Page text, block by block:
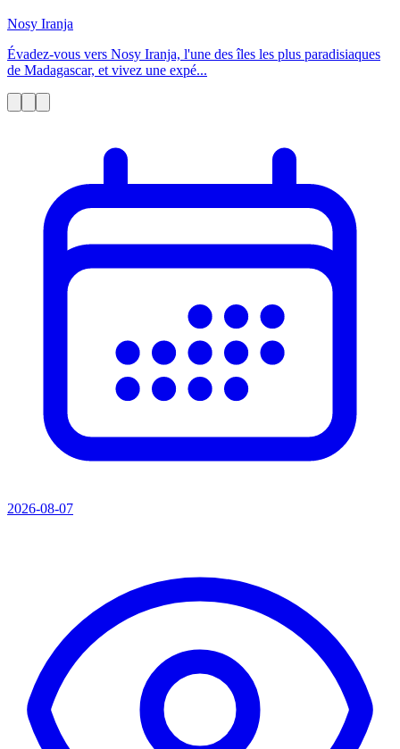
Nosy Iranja
Évadez-vous vers Nosy Iranja, l'une des îles les plus paradisiaques
de Madagascar, et vivez une expé...
2026-08-07